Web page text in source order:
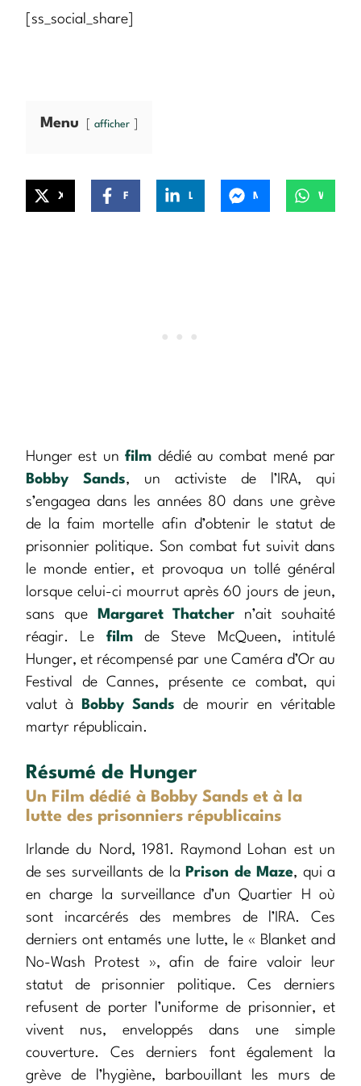
[ss_social_share]
Menu afficher
Hunger est unfilm dédié au combat mené par
Bobby Sands, un activiste de l’IRA, qui
s’engagea dans les années 80 dans une grève
de la faim mortelle afin d’obtenir le statut de
prisonnier politique. Son combat fut suivit dans
le monde entier, et provoqua un tollé général
lorsque celui-ci mourrut après 60 jours de jeun,
sans que
Margaret Thatcher n’ait souhaité
réagir. Le filmde Steve McQueen, intitulé
Hunger, et récompensé par une Caméra d’Or au
Festival de Cannes, présente ce combat, qui
valut à
Bobby Sands de mourir en véritable
martyr républicain.
Résumé de Hunger
Un Film dédié à Bobby Sands et à la
lutte des prisonniers républicains
Irlande du Nord, 1981. Raymond Lohan est un
de ses surveillants de la Prison de Maze, qui a
en charge la surveillance d’un Quartier H où
sont incarcérés des membres de l’IRA. Ces
derniers ont entamés une lutte, le « Blanket and
No-Wash Protest », afin de faire valoir leur
statut de prisonnier politique. Ces derniers
refusent de porter l’uniforme de prisonnier, et
vivent nus, enveloppés dans une simple
couverture. Ces derniers font également la
grève de l’hygiène, barbouillant les murs de